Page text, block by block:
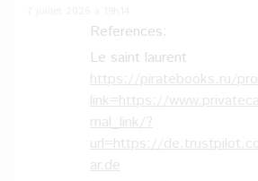
References:
Le saint laurent
https://piratebooks.ru/
link=https://
rnal_link/?
url=https://
ar.de